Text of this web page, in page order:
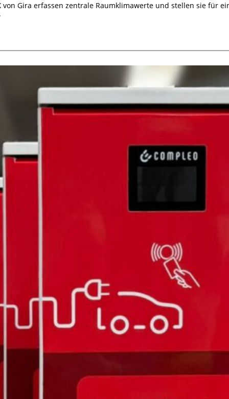
von Gira erfassen zentrale Raumklimawerte und stellen sie für